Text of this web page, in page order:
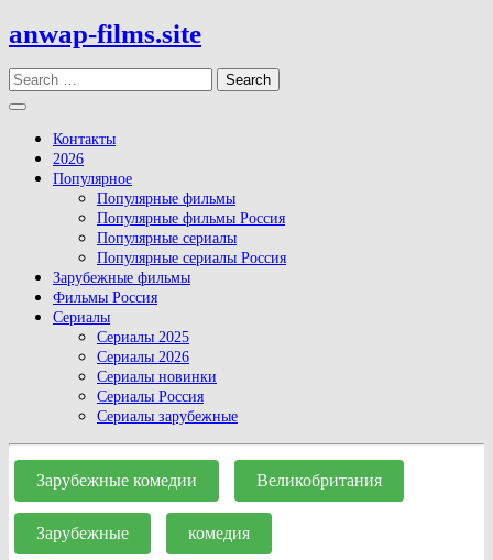
Skip
to
content
anwap-films.site
Search
Open
Button
Контакты
2026
Популярное
Популярные фильмы
Популярные фильмы Россия
Популярные сериалы
Популярные сериалы Россия
Зарубежные фильмы
Фильмы Россия
Сериалы
Сериалы 2025
Сериалы 2026
Сериалы новинки
Сериалы Россия
Сериалы зарубежные
Close
Button
Зарубежные комедии Великобритания
Зарубежные комедия